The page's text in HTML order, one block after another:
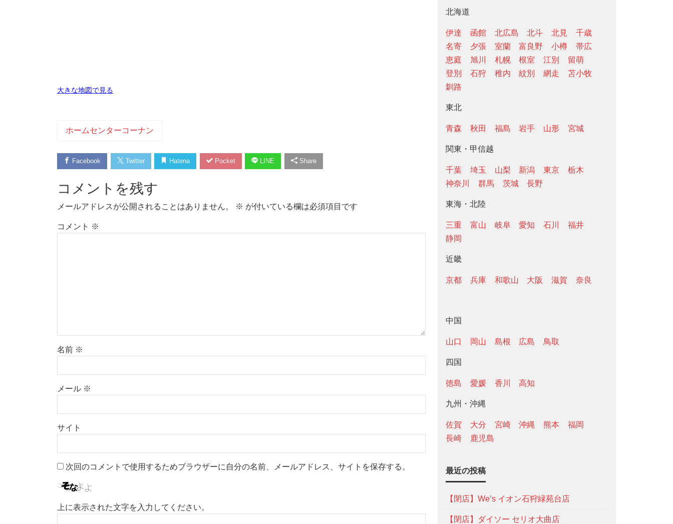
大きな地図で見る
ホームセンターコーナン
Facebook Twitter Hatena Pocket LINE Share
コメントを残す
メールアドレスが公開されることはありません。 ※ が付いている欄は必須項目です
コメント ※
名前 ※
メール ※
サイト
次回のコメントで使用するためブラウザーに自分の名前、メールアドレス、サイトを保存する。
上に表示された文字を入力してください。
北海道
伊達 函館 北広島 北斗 北見
千歳
名寄
夕張 室蘭 富良野 小樽
帯広
恵庭
旭川 札幌 根室 江別
留萌
登別
石狩 稚内 紋別 網走
苫小牧
釧路
東北
青森 秋田 福島 岩手 山形 宮城
関東・甲信越
千葉 埼玉 山梨 新潟 東京
栃木
神奈川
群馬 茨城 長野
東海・北陸
三重 富山 岐阜 愛知 石川
福井
静岡
近畿
京都 兵庫 和歌山 大阪 滋賀 奈良
中国
山口 岡山 島根 広島 鳥取
四国
徳島 愛媛 香川 高知
九州・沖縄
佐賀 大分 宮崎 沖縄 熊本
福岡
長崎
鹿児島
最近の投稿
【閉店】We’s イオン石狩緑苑台店
【閉店】ダイソー セリオ大曲店